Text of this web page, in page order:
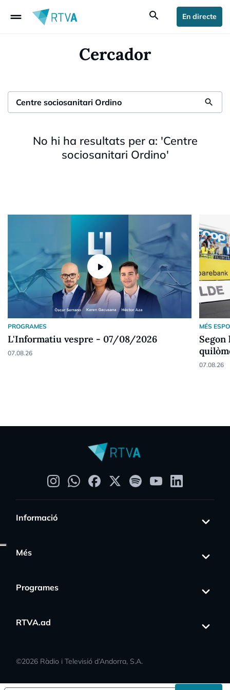
drag_handle search En directe
Cercador
search
No hi ha resultats per a: 'Centre
sociosanitari Ordino'
play_arrow
PROGRAMES
L'Informatiu vespre - 07/08/2026
07.08.26
MÉS
Segon
07.08.26
Informació
Més
Programes
RTVA.ad
©2026 Ràdio i Televisió d’Andorra, S.A.